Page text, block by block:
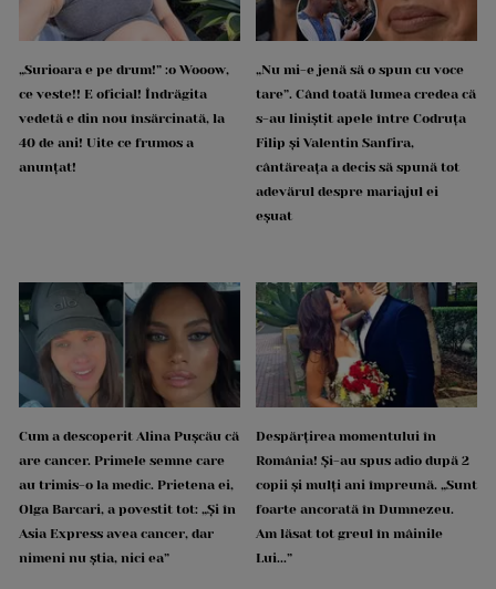
„Surioara e pe drum!” :o Wooow,
ce veste!! E oficial! Îndrăgita
vedetă e din nou însărcinată, la
40 de ani! Uite ce frumos a
anunțat!
„Nu mi-e jenă să o spun cu voce
tare”. Când toată lumea credea că
s-au liniștit apele între Codruța
Filip și Valentin Sanfira,
cântăreața a decis să spună tot
adevărul despre mariajul ei
eșuat
Cum a descoperit Alina Pușcău că
are cancer. Primele semne care
au trimis-o la medic. Prietena ei,
Olga Barcari, a povestit tot: „Și în
Asia Express avea cancer, dar
nimeni nu știa, nici ea”
Despărțirea momentului în
România! Și-au spus adio după 2
copii și mulți ani împreună. „Sunt
foarte ancorată în Dumnezeu.
Am lăsat tot greul în mâinile
Lui...”